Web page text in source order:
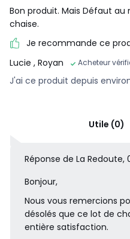
Bon produit. Mais Défaut
chaise.
Je recommande ce
Lucie , Royan Acheteur
J'ai ce produit depuis
Utile (0)
Réponse de La Redoute,
Bonjour,
Nous vous remercions
désolés que ce lot de
entière satisfaction.